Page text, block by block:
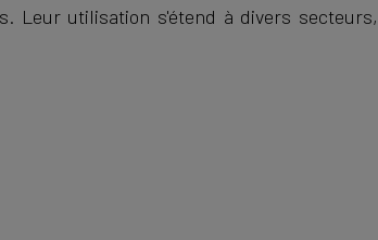
Leur utilisation s'étend à divers secteurs,